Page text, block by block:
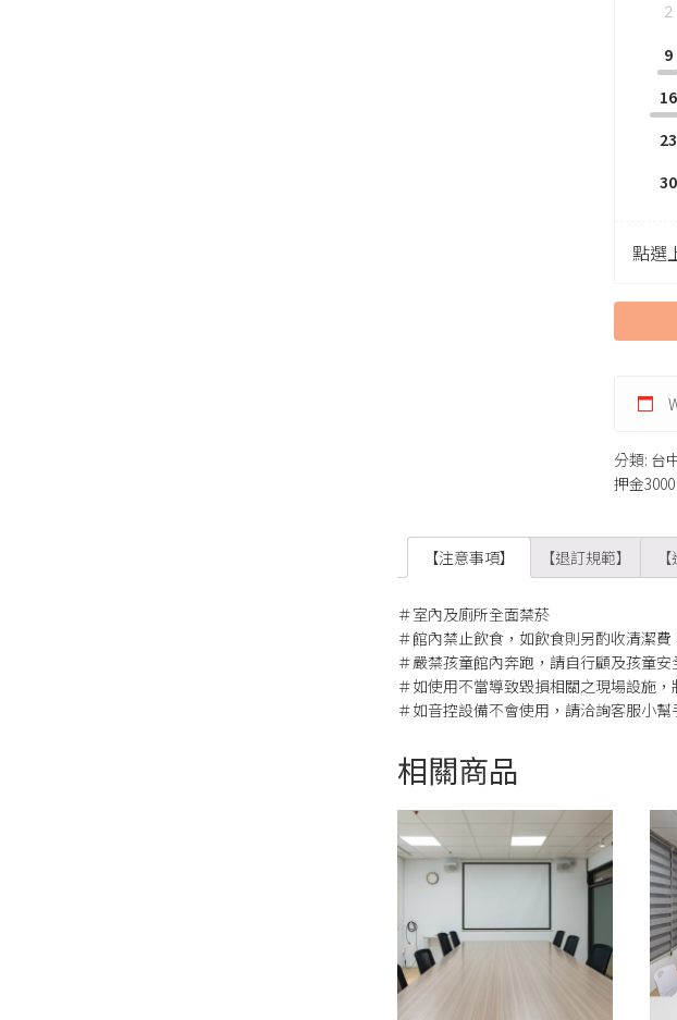
2
9
16
23
30
點選
分類: 台
押金3000
【注意事項】 【退訂規範】
＃室內及廁所全面禁菸
＃館內禁止飲食，如飲食則另酌收清潔費
＃嚴禁孩童館內奔跑，請自行顧及孩童安
＃如使用不當導致毀損相關之現場設施，
＃如音控設備不會使用，請洽詢客服小幫
相關商品